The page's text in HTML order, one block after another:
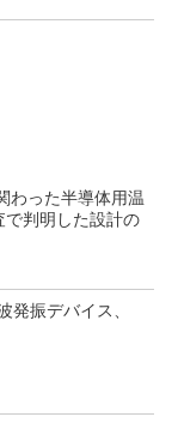
わった半導体用温
で判明した設計の
発振デバイス、